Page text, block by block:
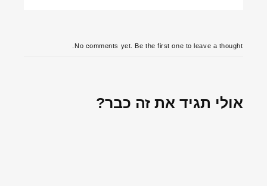
No comments yet. Be the first one to leave a thought.
אולי תגיד את זה כבר?